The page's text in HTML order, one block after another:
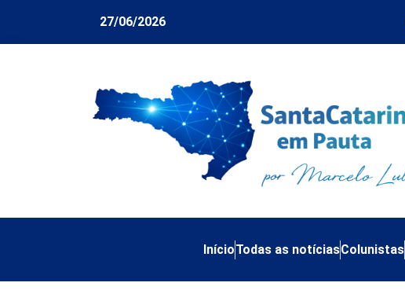
27/06/2026
InícioTodas as notíciasColunistas